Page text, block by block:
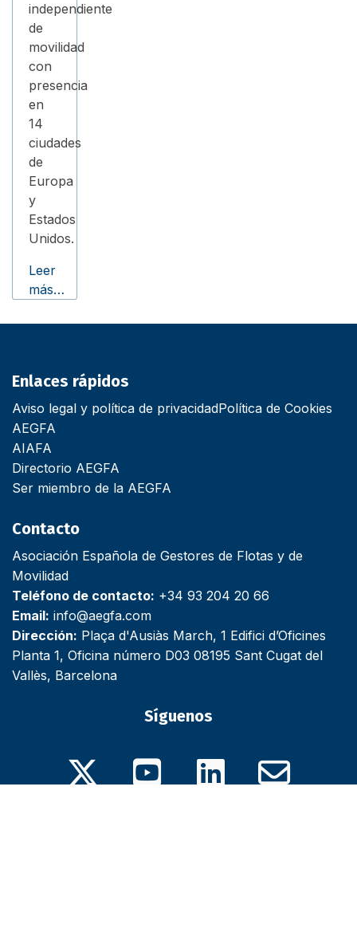
independiente
de
movilidad
con
presencia
en
14
ciudades
de
Europa
y
Estados
Unidos.
Leer
más…
Enlaces rápidos
Aviso legal y política de privacidadPolítica de Cookies
AEGFA
AIAFA
Directorio AEGFA
Ser miembro de la AEGFA
Contacto
Asociación Española de Gestores de Flotas y de
Movilidad
Teléfono de contacto: +34 93 204 20 66
Email: info@aegfa.com
Dirección: Plaça d'Ausiàs March, 1 Edifici d’Oficines
Planta 1, Oficina número D03 08195 Sant Cugat del
Vallès, Barcelona
Síguenos